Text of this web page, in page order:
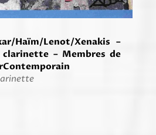
Haïm/Lenot/Xenakis –
clarinette – Membres de